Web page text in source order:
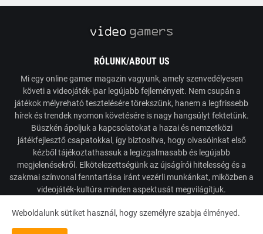
RÓLUNK/ABOUT US
Mi egy online gamer magazin vagyunk, amely szenvedélyesen
követi a videojáték-ipar legújabb fejleményeit. Nem csupán a
játékok mélyreható tesztelésére törekszünk, hanem a legfrissebb
hírek és trendek nyomon követésére is nagy hangsúlyt fektetünk.
Büszkén ápoljuk a kapcsolatokat a hazai és nemzetközi
játékfejlesztő csapatokkal, így biztosítva, hogy olvasóinkat első
kézből tájékoztathassuk a legizgalmasabb és legújabb
megjelenésekről. Elkötelezettségünk az újságírói hitelesség és a
szakmai színvonal fenntartása iránt vezérli munkánkat, miközben a
videojáték-kultúra minden aspektusát megvilágítjuk.
Weboldalunk sütiket használ, hogy személyre szabja élményed.